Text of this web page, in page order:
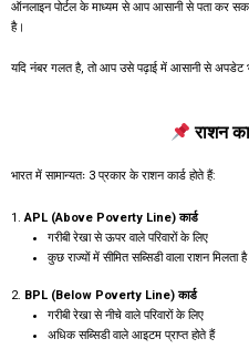
ऑनलाइन पोर्टल के माध्यम से आप आसानी से पता कर
है।
यदि नंबर गलत है, तो आप उसे पढ़ाई में आसानी से अपडेट
राशन
भारत में सामान्यतः 3 प्रकार के राशन कार्ड होते हैं:
1.APL (Above Poverty Line) कार्ड
गरीबी रेखा से ऊपर वाले परिवारों के लिए
कुछ राज्यों में सीमित सब्सिडी वाला राशन मिलता है
2. BPL (Below Poverty Line) कार्ड
गरीबी रेखा से नीचे वाले परिवारों के लिए
अधिक सब्सिडी वाले आइटम प्राप्त होते हैं